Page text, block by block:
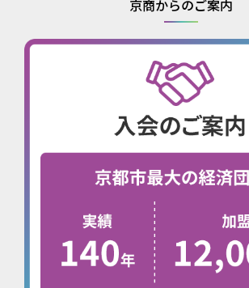
京商からのご案内